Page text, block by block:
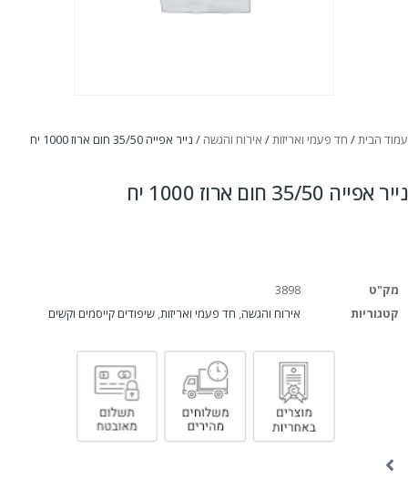
עמוד הבית/ חד פעמי ואריזות/ אירוח והגשה / נייר אפייה 35/50 חום ארוז 1000 יח
נייר אפייה 35/50 חום ארוז 1000 יח
מק"ט
3898
קטגוריות
אירוח והגשה, חד פעמי ואריזות, שיפודים קייסמים וקשים